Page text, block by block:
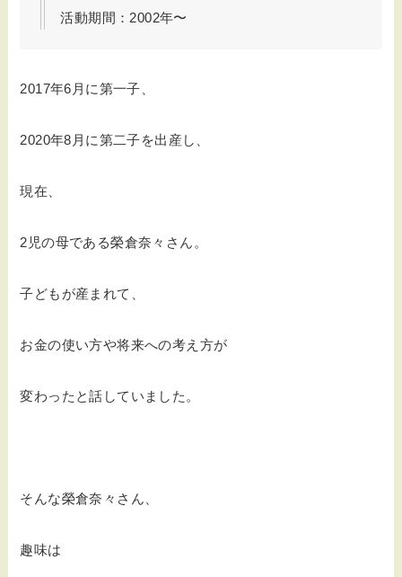
活動期間：2002年〜
2017年6月に第一子、
2020年8月に第二子を出産し、
現在、
2児の母である榮倉奈々さん。
子どもが産まれて、
お金の使い方や将来への考え方が
変わったと話していました。
そんな榮倉奈々さん、
趣味は